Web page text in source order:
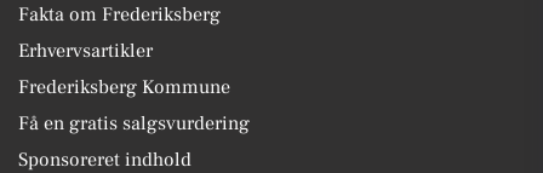
Fakta om Frederiksberg
Erhvervsartikler
Frederiksberg Kommune
Få en gratis salgsvurdering
Sponsoreret indhold